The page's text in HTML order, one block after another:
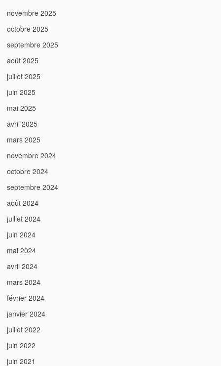
novembre 2025
octobre 2025
septembre 2025
août 2025
juillet 2025
juin 2025
mai 2025
avril 2025
mars 2025
novembre 2024
octobre 2024
septembre 2024
août 2024
juillet 2024
juin 2024
mai 2024
avril 2024
mars 2024
février 2024
janvier 2024
juillet 2022
juin 2022
juin 2021